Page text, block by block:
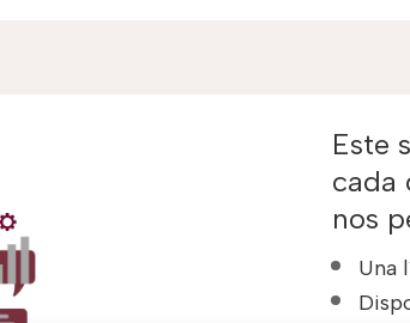
Este
cada
nos
Una